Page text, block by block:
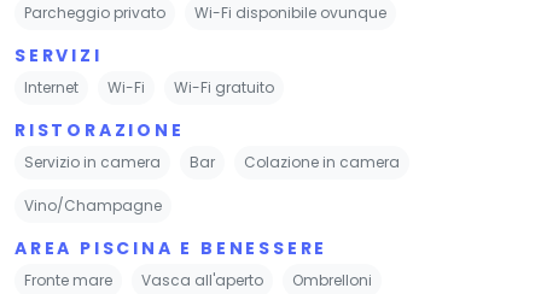
Parcheggio privato Wi-Fi disponibile ovunque
SERVIZI
Internet Wi-Fi Wi-Fi gratuito
RISTORAZIONE
Servizio in camera Bar Colazione in camera
Vino/Champagne
AREA PISCINA E BENESSERE
Fronte mare Vasca all'aperto Ombrelloni